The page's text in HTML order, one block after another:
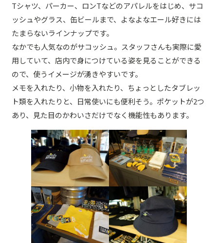
Tシャツ、パーカー、ロンTなどのアパレルをはじめ、サコ
ッシュやグラス、缶ビールまで、よなよなエール好きには
たまらないラインナップです。
なかでも人気なのがサコッシュ。スタッフさんも実際に愛
用していて、店内で身につけている姿を見ることができる
ので、使うイメージが湧きやすいです。
メモを入れたり、小物を入れたり、ちょっとしたタブレッ
ト類を入れたりと、日常使いにも便利そう。ポケットが2つ
あり、見た目のかわいさだけでなく機能性もあります。